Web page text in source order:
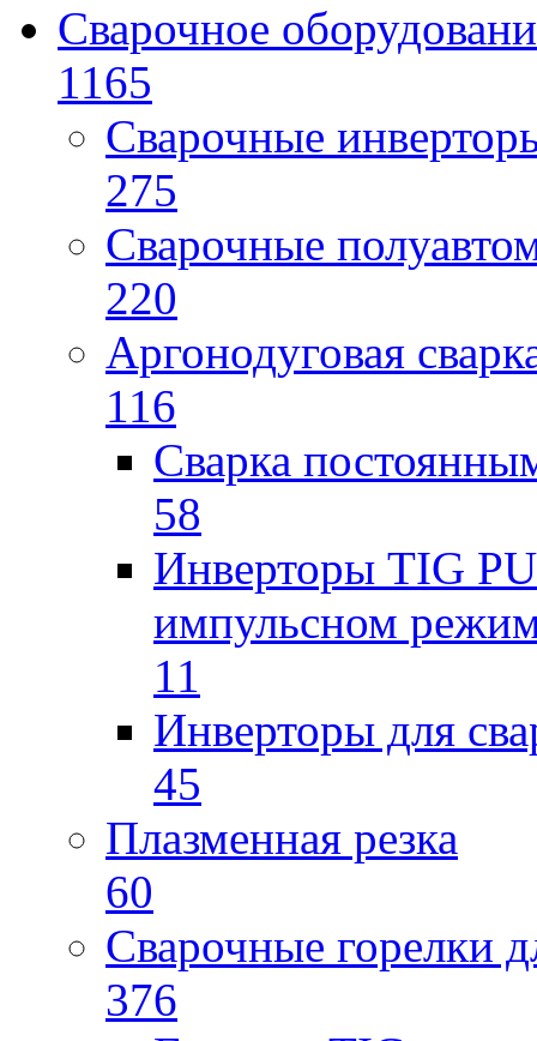
Сварочное
1165
Сварочные
275
Сварочные
220
Аргонодуговая
116
Сварка
58
Инверторы TIG
импульсном
11
Инверторы для
45
Плазменная резка
60
Сварочные горелки
376